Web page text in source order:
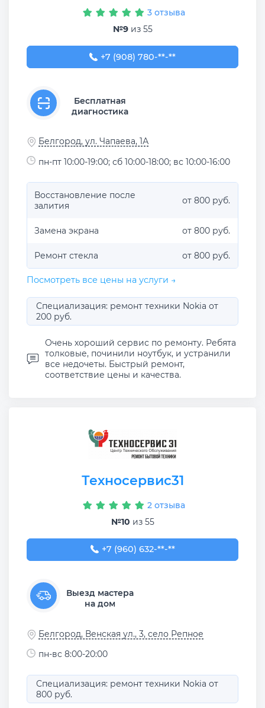
3 отзыва
№9из 55
+7 (908) 780-00-33
+7 (908) 780-**-**
Бесплатная
диагностика
Белгород, ул. Чапаева, 1А
пн-пт 10:00-19:00; сб 10:00-18:00; вс 10:00-16:00
Восстановление после
залития
от 800 руб.
Замена экрана от 800 руб.
Ремонт стекла от 800 руб.
Посмотреть все цены на услуги →
Специализация: ремонт техники Nokia от
200 руб.
Очень хороший сервис по ремонту. Ребята
толковые, починили ноутбук, и устранили
все недочеты. Быстрый ремонт,
соответствие цены и качества.
Техносервис31
2 отзыва
№10 из 55
+7 (960) 632-51-21
+7 (960) 632-**-**
Выезд мастера
на дом
Белгород, Венская ул., 3, село Репное
пн-вс 8:00-20:00
Специализация: ремонт техники Nokia от
800 руб.